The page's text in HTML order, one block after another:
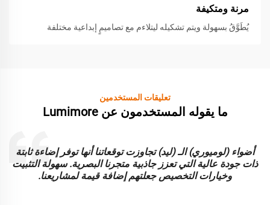
مرنة ومتكيفة
يُطَوَّقُ بسهولة ويتم تشكيله ليتلاءم مع تصاميمٍ إبداعية مختلفة
تعليقات المستخدمين
ما يقوله المستخدمون عن Lumimore
أضواء (لوميوري) الـ (ليد) تجاوزت توقعاتنا أنها توفر إضاءة ثابتة
ذات جودة عالية التي تعزز جاذبية متجرنا البصرية. سهولة التثبيت
وخيارات التخصيص جعلتهم إضافة قيمة لمشاريعنا.